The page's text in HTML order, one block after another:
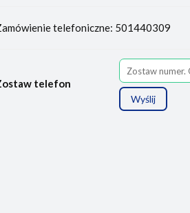
telefoniczne: 501440309
telefon
Wyślij